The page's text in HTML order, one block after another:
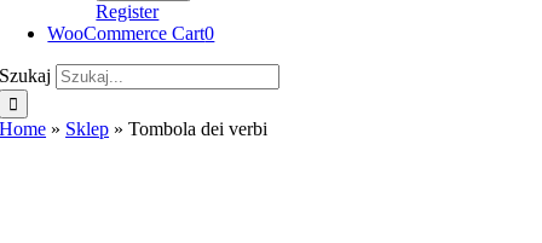
Register
WooCommerce Cart0
Szukaj
Home » Sklep »Tombola dei verbi